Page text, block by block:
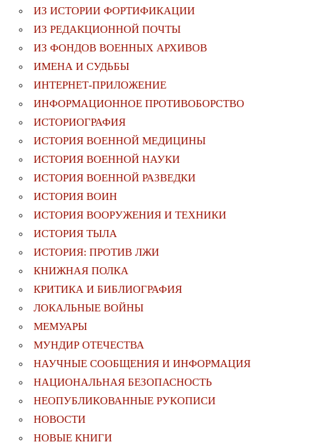
ИЗ ИСТОРИИ ФОРТИФИКАЦИИ
ИЗ РЕДАКЦИОННОЙ ПОЧТЫ
ИЗ ФОНДОВ ВОЕННЫХ АРХИВОВ
ИМЕНА И СУДЬБЫ
ИНТЕРНЕТ-ПРИЛОЖЕНИЕ
ИНФОРМАЦИОННОЕ ПРОТИВОБОРСТВО
ИСТОРИОГРАФИЯ
ИСТОРИЯ ВОЕННОЙ МЕДИЦИНЫ
ИСТОРИЯ ВОЕННОЙ НАУКИ
ИСТОРИЯ ВОЕННОЙ РАЗВЕДКИ
ИСТОРИЯ ВОИН
ИСТОРИЯ ВООРУЖЕНИЯ И ТЕХНИКИ
ИСТОРИЯ ТЫЛА
ИСТОРИЯ: ПРОТИВ ЛЖИ
КНИЖНАЯ ПОЛКА
КРИТИКА И БИБЛИОГРАФИЯ
ЛОКАЛЬНЫЕ ВОЙНЫ
МЕМУАРЫ
МУНДИР ОТЕЧЕСТВА
НАУЧНЫЕ СООБЩЕНИЯ И ИНФОРМАЦИЯ
НАЦИОНАЛЬНАЯ БЕЗОПАСНОСТЬ
НЕОПУБЛИКОВАННЫЕ РУКОПИСИ
НОВОСТИ
НОВЫЕ КНИГИ